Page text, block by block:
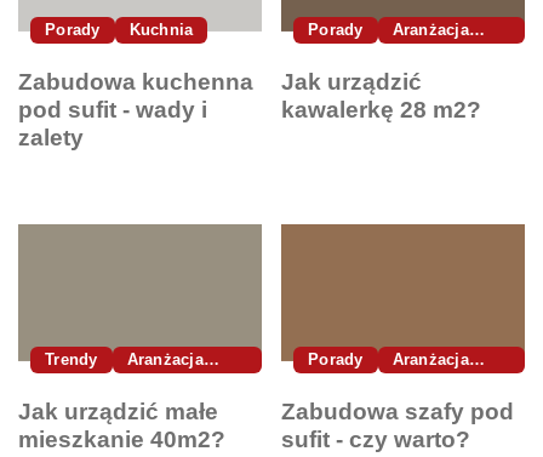
Porady Kuchnia
Zabudowa kuchenna
pod sufit - wady i
zalety
Porady
Aranżacja
Jak urządzić
kawalerkę 28 m2?
Trendy
Aranżacja
Jak urządzić małe
mieszkanie 40m2?
Porady
Aranżacja
Zabudowa szafy pod
sufit - czy warto?